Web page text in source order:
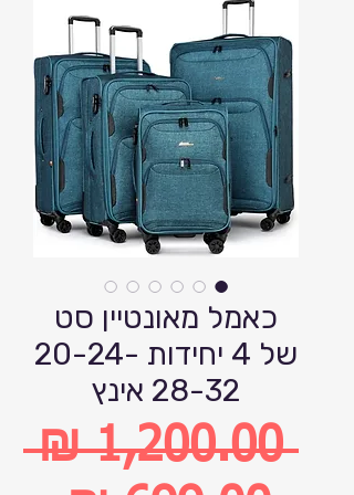
כאמל מאונטיין סט
של 4 יחידות 20-24-
28-32 אינץ
‏1,200.00 ‏₪